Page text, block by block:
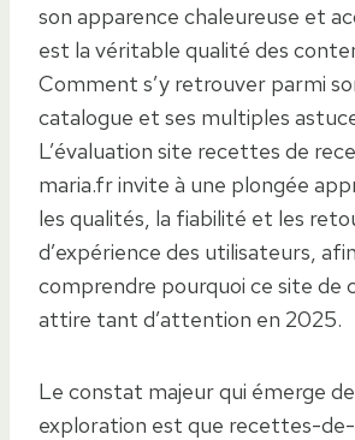
son apparence chaleureuse et
est la véritable qualité des
Comment s’y retrouver parmi
catalogue et ses multiples
L’évaluation site recettes de
maria.fr invite à une plongée
les qualités, la fiabilité et les
d’expérience des utilisateurs,
comprendre pourquoi ce site de
attire tant d’attention en 2025.
Le constat majeur qui émerge
exploration est que recettes-